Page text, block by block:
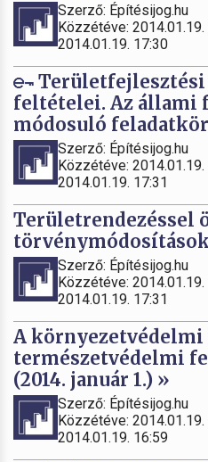
Szerző: Építésijog.hu
Közzétéve:
2014.01.19. 17:30
feltételei. Az állami
módosuló
Szerző: Építésijog.hu
Közzétéve:
2014.01.19. 17:31
Területrendezéssel
Szerző: Építésijog.hu
Közzétéve:
2014.01.19. 17:31
A környezetvédelmi
természetvédelmi
(2014. január 1.) »
Szerző: Építésijog.hu
Közzétéve:
2014.01.19. 16:59